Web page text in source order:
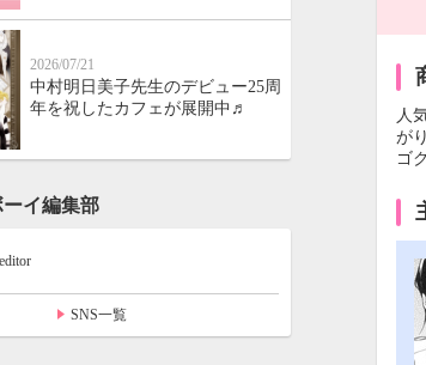
人
が
ゴ
2026/07/21
中村明日美子先生のデビュー25周
年を祝したカフェが展開中♬
ーイ編集部
SNS一覧